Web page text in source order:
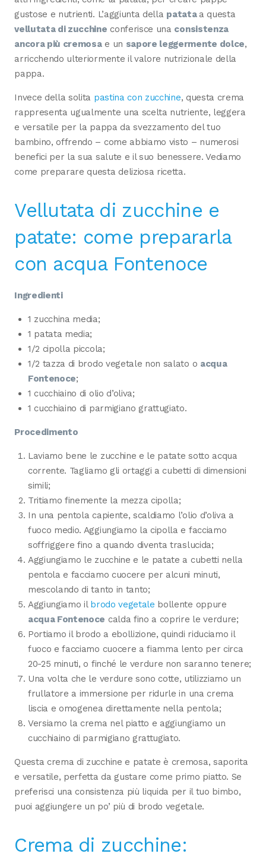
gustose e nutrienti. L’aggiunta della patata a questa
vellutata di zucchine conferisce una consistenza
ancora più cremosae un sapore leggermente dolce,
arricchendo ulteriormente il valore nutrizionale della
pappa.
Invece della solita pastina con zucchine, questa crema
rappresenta ugualmente una scelta nutriente, leggera
e versatile per la pappa da svezzamento del tuo
bambino, offrendo – come abbiamo visto – numerosi
benefici per la sua salute e il suo benessere. Vediamo
come preparare questa deliziosa ricetta.
Vellutata di zucchine e
patate: come prepararla
con acqua Fontenoce
Ingredienti
1 zucchina media;
1 patata media;
1/2 cipolla piccola;
1/2 tazza di brodo vegetale non salato o acqua
Fontenoce;
1 cucchiaino di olio d’oliva;
1 cucchiaino di parmigiano grattugiato.
Procedimento
Laviamo bene le zucchine e le patate sotto acqua
corrente. Tagliamo gli ortaggi a cubetti di dimensioni
simili;
Tritiamo finemente la mezza cipolla;
In una pentola capiente, scaldiamo l’olio d’oliva a
fuoco medio. Aggiungiamo la cipolla e facciamo
soffriggere fino a quando diventa traslucida;
Aggiungiamo le zucchine e le patate a cubetti nella
pentola e facciamo cuocere per alcuni minuti,
mescolando di tanto in tanto;
Aggiungiamo il brodo vegetale bollente oppure
acqua Fontenoce calda fino a coprire le verdure;
Portiamo il brodo a ebollizione, quindi riduciamo il
fuoco e facciamo cuocere a fiamma lento per circa
20-25 minuti, o finché le verdure non saranno tenere;
Una volta che le verdure sono cotte, utilizziamo un
frullatore a immersione per ridurle in una crema
liscia e omogenea direttamente nella pentola;
Versiamo la crema nel piatto e aggiungiamo un
cucchiaino di parmigiano grattugiato.
Questa crema di zucchine e patate è cremosa, saporita
e versatile, perfetta da gustare come primo piatto. Se
preferisci una consistenza più liquida per il tuo bimbo,
puoi aggiungere un po’ più di brodo vegetale.
Crema di zucchine: